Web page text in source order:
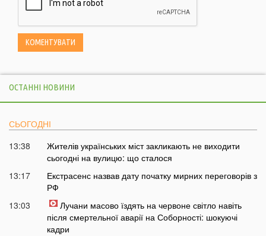
ОСТАННІ НОВИНИ
СЬОГОДНІ
13:38
Жителів українських міст закликають не виходити
сьогодні на вулицю: що сталося
13:17
Екстрасенс назвав дату початку мирних переговорів з
РФ
13:03
Лучани масово їздять на червоне світло навіть
після смертельної аварії на Соборності: шокуючі
кадри